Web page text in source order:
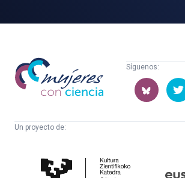
Mujeres
con
ciencia
Síguenos:
Un proyecto de:
Cultura